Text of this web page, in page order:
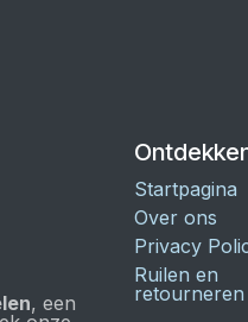
, een
Startpagina
Over ons
Privacy
Ruilen en
retourneren